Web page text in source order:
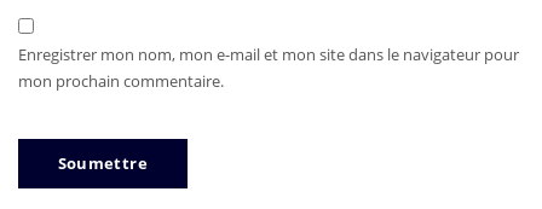
Enregistrer mon nom, mon e-mail et mon site dans le navigateur pour
mon prochain commentaire.